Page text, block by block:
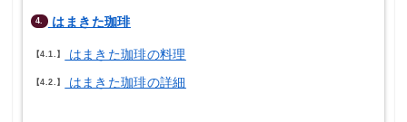
4. はまきた珈琲
4.1. はまきた珈琲の料理
4.2. はまきた珈琲の詳細